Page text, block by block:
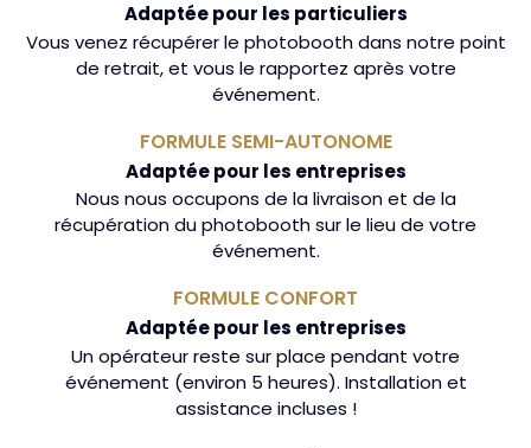
Adaptée pour les particuliers
Vous venez récupérer le photobooth dans notre point
de retrait, et vous le rapportez après votre
événement.
FORMULE SEMI-AUTONOME
Adaptée pour les entreprises
Nous nous occupons de la livraison et de la
récupération du photobooth sur le lieu de votre
événement.
FORMULE CONFORT
Adaptée pour les entreprises
Un opérateur reste sur place pendant votre
événement (environ 5 heures). Installation et
assistance incluses !